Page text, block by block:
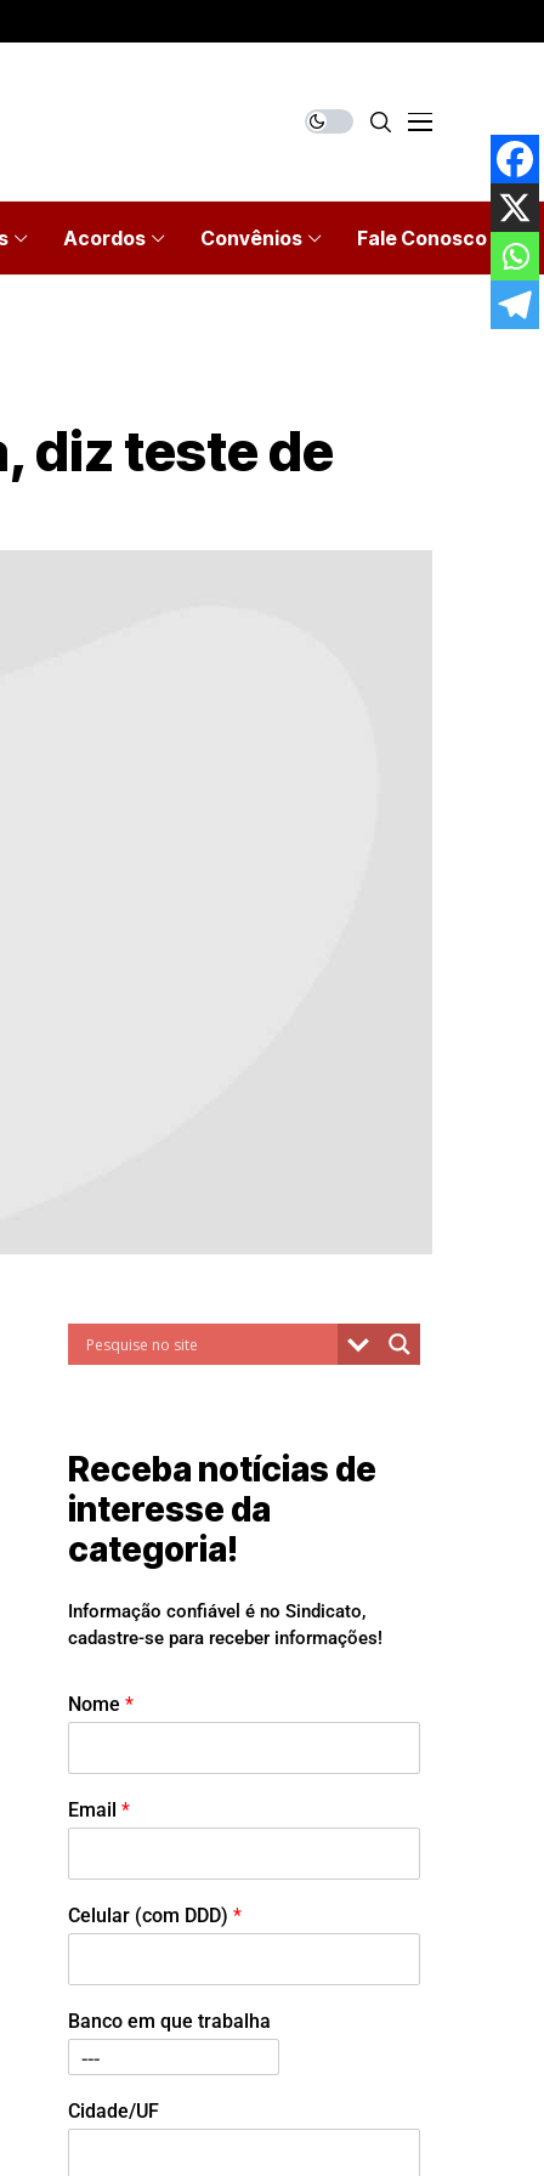
Acordos Convênios Fale Conosco
diz teste de
Receba notícias de
interesse da
categoria!
Informação confiável é no Sindicato,
cadastre-se para receber informações!
Nome *
Email *
Celular (com DDD) *
Banco em que trabalha
Cidade/UF